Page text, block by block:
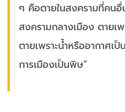
ๆ คือตายในสงครามที่คนอื่
สงครามกลางเมือง ตายเ
ตายเพราะน้ำหรืออากาศเ
การเมืองเป็นพิษ”